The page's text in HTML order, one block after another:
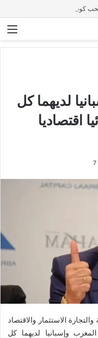
كوت ديفوار
لديهما كل
اقتصاديا
7
الاستثمار والاقتصاد
وإسبانيا لديهما كل